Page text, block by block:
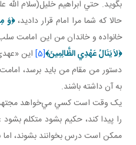
بگويد. حتي ابراهيم خليل(سلام
حالا که شما مرا امام قرار داديد،﴿وَ
خانواده و خاندان من اين امامت
﴿لاَ يَنَالُ عَهْدِي الظَّالِمِينَ﴾[5]
اين
دستور من مقام من بايد برسد،
به آن داشته باشند.
يک وقت است کسي مي‌خواهد مجتهد
را پيدا کند، حکيم بشود متکلم بشود
ممکن است درس بخوانند بشوند،